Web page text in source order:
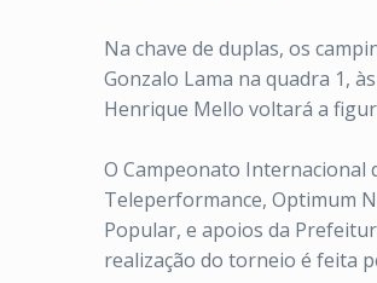
Na chave de duplas, os
Gonzalo Lama na quadra 1,
Henrique Mello voltará a
O Campeonato Internacional
Teleperformance, Optimum
Popular, e apoios da
realização do torneio é feita